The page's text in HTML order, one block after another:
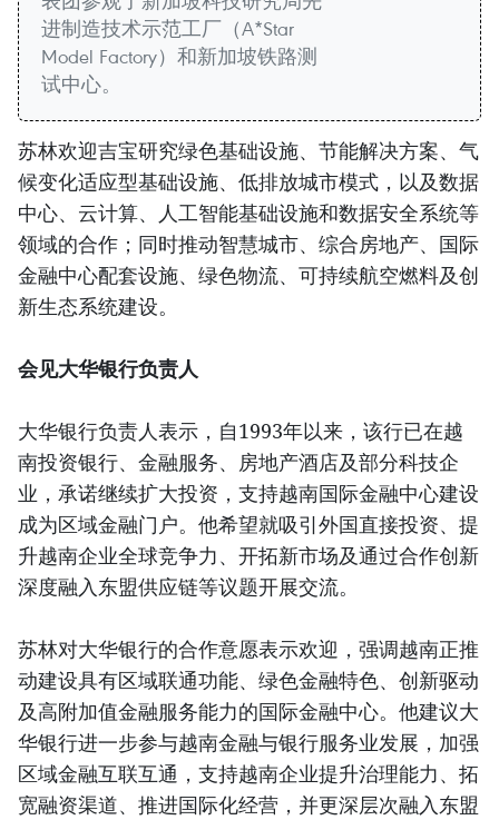
进制造技术示范工厂（A*Star
Model Factory）和新加坡铁路测
试中心。
苏林欢迎吉宝研究绿色基础设施、节能解决方案、气
候变化适应型基础设施、低排放城市模式，以及数据
中心、云计算、人工智能基础设施和数据安全系统等
领域的合作；同时推动智慧城市、综合房地产、国际
金融中心配套设施、绿色物流、可持续航空燃料及创
新生态系统建设。
会见大华银行负责人
大华银行负责人表示，自1993年以来，该行已在越
南投资银行、金融服务、房地产酒店及部分科技企
业，承诺继续扩大投资，支持越南国际金融中心建设
成为区域金融门户。他希望就吸引外国直接投资、提
升越南企业全球竞争力、开拓新市场及通过合作创新
深度融入东盟供应链等议题开展交流。
苏林对大华银行的合作意愿表示欢迎，强调越南正推
动建设具有区域联通功能、绿色金融特色、创新驱动
及高附加值金融服务能力的国际金融中心。他建议大
华银行进一步参与越南金融与银行服务业发展，加强
区域金融互联互通，支持越南企业提升治理能力、拓
宽融资渠道、推进国际化经营，并更深层次融入东盟